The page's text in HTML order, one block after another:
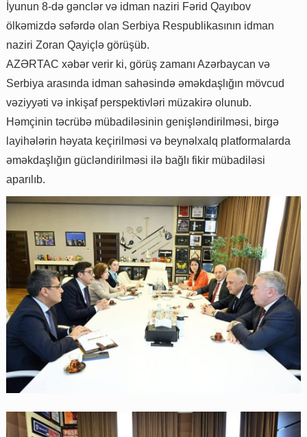
İyunun 8-də gənclər və idman naziri Fərid Qayıbov
ölkəmizdə səfərdə olan Serbiya Respublikasının idman
naziri Zoran Qayiçlə görüşüb.
AZƏRTAC xəbər verir ki, görüş zamanı Azərbaycan və
Serbiya arasında idman sahəsində əməkdaşlığın mövcud
vəziyyəti və inkişaf perspektivləri müzakirə olunub.
Həmçinin təcrübə mübadiləsinin genişləndirilməsi, birgə
layihələrin həyata keçirilməsi və beynəlxalq platformalarda
əməkdaşlığın gücləndirilməsi ilə bağlı fikir mübadiləsi
aparılıb.